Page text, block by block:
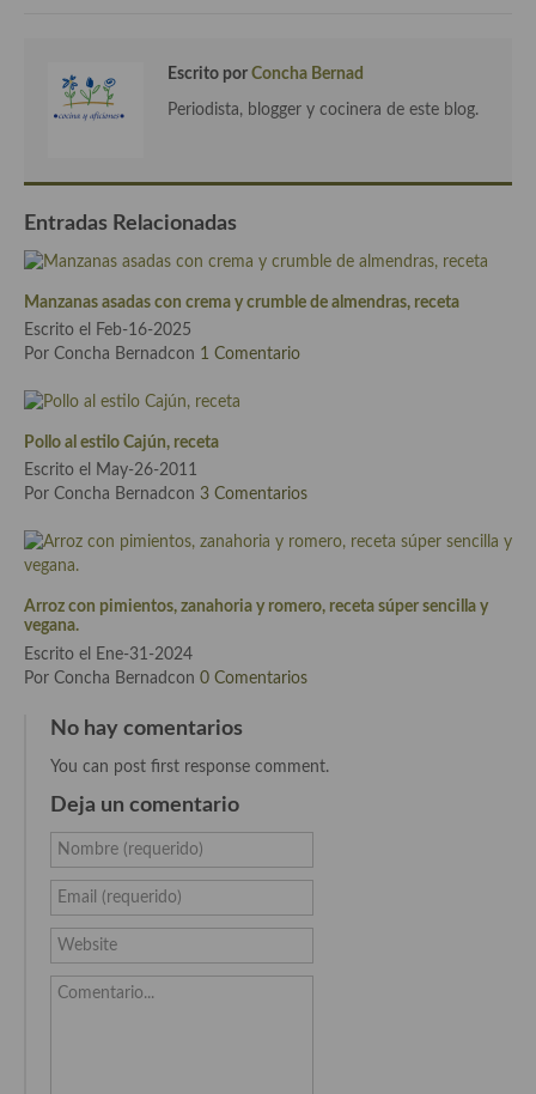
Cocina de Tunez
Cocina Japonesa
Cocina Vietnamita
Cocina camboyana
Cocina Coreana
Cocina HIndú
Cocina China
Cocina del Pacifico
Cocina de Madagascar
Cocina Africana
Cocina del Congo
Cocina Sefardí
Cocina Yoshoku
Cocina callejera
Escrito por Concha Bernad
Periodista, blogger y cocinera de este blog.
Entradas Relacionadas
Manzanas asadas con crema y crumble de almendras, receta
Escrito el Feb-16-2025
Por Concha Bernadcon 1 Comentario
Pollo al estilo Cajún, receta
Escrito el May-26-2011
Por Concha Bernadcon 3 Comentarios
Arroz con pimientos, zanahoria y romero, receta súper sencilla y
vegana.
Escrito el Ene-31-2024
Por Concha Bernadcon 0 Comentarios
No hay comentarios
You can post first response comment.
Deja un comentario
Nombre (requerido)
Email (requerido)
Website
Comentario...